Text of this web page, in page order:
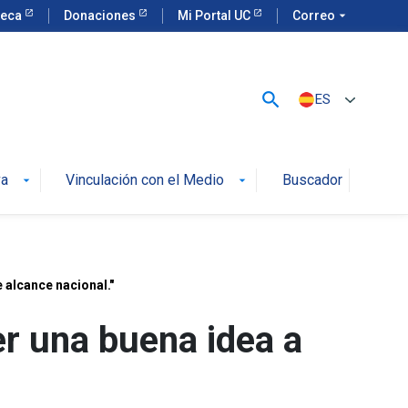
Donaciones Mi Portal UC Correo arrow_drop_down
search ES
arrow_drop_down Vinculación con el Medio arrow_drop_down Buscador
alcance nacional."
una buena idea a